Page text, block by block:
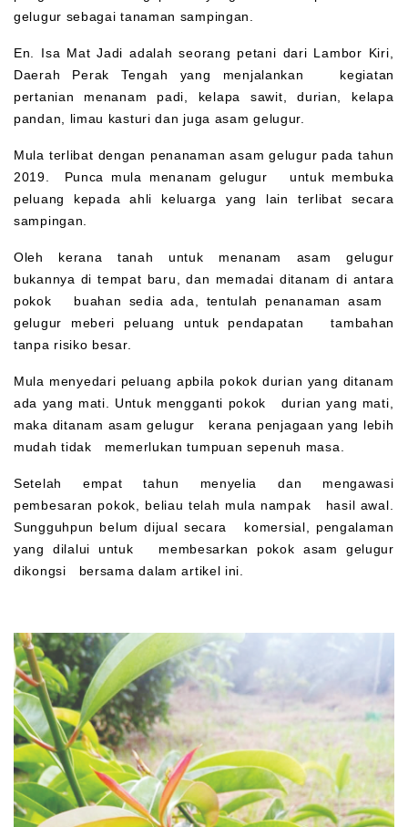
gelugur sebagai tanaman sampingan.
En. Isa Mat Jadi adalah seorang petani dari Lambor Kiri,
Daerah Perak Tengah yang menjalankan kegiatan
pertanian menanam padi, kelapa sawit, durian, kelapa
pandan, limau kasturi dan juga asam gelugur.
Mula terlibat dengan penanaman asam gelugur pada tahun
2019. Punca mula menanam gelugur untuk membuka
peluang kepada ahli keluarga yang lain terlibat secara
sampingan.
Oleh kerana tanah untuk menanam asam gelugur
bukannya di tempat baru, dan memadai ditanam di antara
pokok buahan sedia ada, tentulah penanaman asam
gelugur meberi peluang untuk pendapatan tambahan
tanpa risiko besar.
Mula menyedari peluang apbila pokok durian yang ditanam
ada yang mati. Untuk mengganti pokok durian yang mati,
maka ditanam asam gelugur kerana penjagaan yang lebih
mudah tidak memerlukan tumpuan sepenuh masa.
Setelah empat tahun menyelia dan mengawasi
pembesaran pokok, beliau telah mula nampak hasil awal.
Sungguhpun belum dijual secara komersial, pengalaman
yang dilalui untuk membesarkan pokok asam gelugur
dikongsi bersama dalam artikel ini.